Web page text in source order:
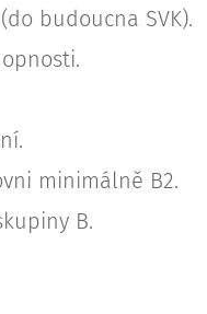
budoucna SVK).
minimálně B2.
B.